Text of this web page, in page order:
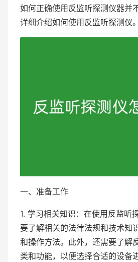
如何正确使用反监听探测仪器并
详细介绍如何使用反监听探测仪。
一、准备工作
1. 学习相关知识：在使用反监听
要了解相关的法律法规和技术知
和操作方法。此外，还需要了解
类和功能，以便选择合适的设备